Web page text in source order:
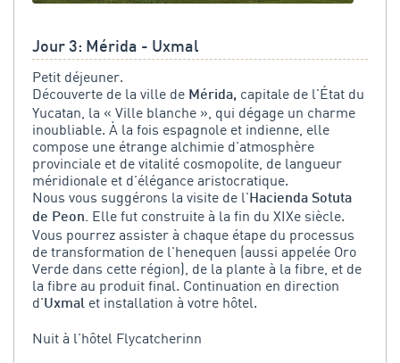
Jour 3: Mérida - Uxmal
Petit déjeuner.
Découverte de la ville de Mérida, capitale de l'État du
Yucatan, la « Ville blanche », qui dégage un charme
inoubliable. À la fois espagnole et indienne, elle
compose une étrange alchimie d'atmosphère
provinciale et de vitalité cosmopolite, de langueur
méridionale et d'élégance aristocratique.
Nous vous suggérons la visite de l' Hacienda Sotuta
de Peon. Elle fut construite à la fin du XIXe siècle.
Vous pourrez assister à chaque étape du processus
de transformation de l'henequen (aussi appelée Oro
Verde dans cette région), de la plante à la fibre, et de
la fibre au produit final. Continuation en direction
d'Uxmal et installation à votre hôtel.
Nuit à l'hôtel Flycatcherinn